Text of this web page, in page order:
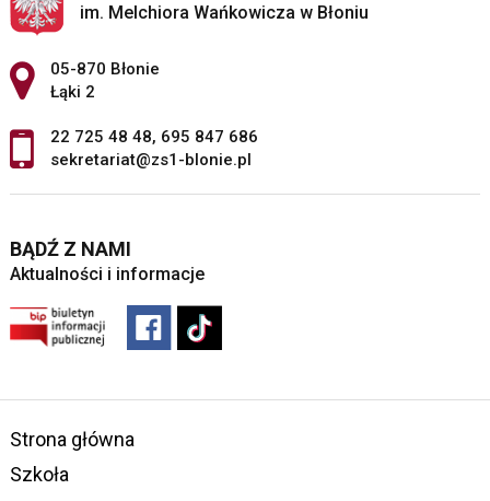
im. Melchiora Wańkowicza w Błoniu
Adres pocztowy:
05-870 Błonie
Łąki 2
22 725 48 48, 695 847 686
sekretariat@zs1-blonie.pl
BĄDŹ Z NAMI
Aktualności i informacje
Strona główna
Szkoła